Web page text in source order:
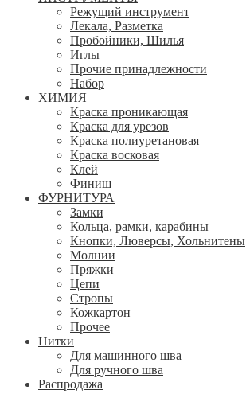
Режущий инструмент
Лекала, Разметка
Пробойники, Шилья
Иглы
Прочие принадлежности
Набор
ХИМИЯ
Краска проникающая
Краска для урезов
Краска полиуретановая
Краска восковая
Клей
Финиш
ФУРНИТУРА
Замки
Кольца, рамки, карабины
Кнопки, Люверсы, Хольнитены
Молнии
Пряжки
Цепи
Стропы
Кожкартон
Прочее
Нитки
Для машинного шва
Для ручного шва
Распродажа